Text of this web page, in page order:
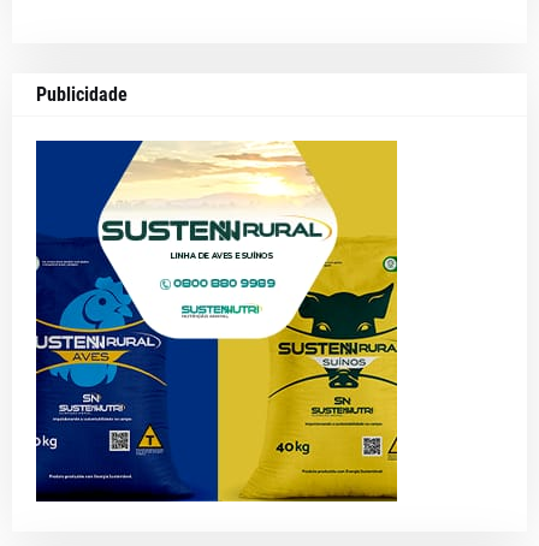
Publicidade